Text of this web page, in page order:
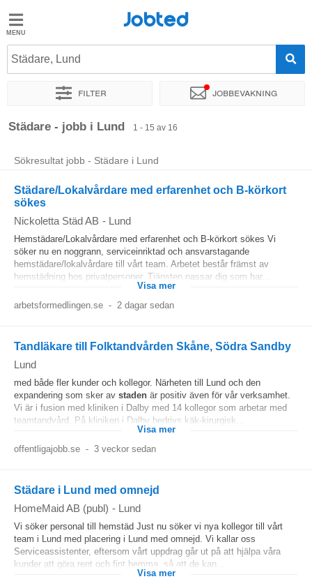
Jobted
Jobb
Jobted
Städare, Lund
Filter Jobbevakning
Sortera efter Exakt plats Företag
Städare - jobb i Lund 1 - 15 av 16
Sökresultat jobb - Städare i Lund
Städare/Lokalvårdare med erfarenhet och B-körkort
sökes
Nickoletta Städ AB - Lund
Hemstädare/Lokalvårdare med erfarenhet och B-körkort sökes Vi
söker nu en noggrann, serviceinriktad och ansvarstagande
hemstädare/lokalvårdare till vårt team. Arbetet består främst av
hemstädning hos privatpersoner. Tjänsten passar dig som har...
Visa mer
arbetsformedlingen.se - 2 dagar sedan
Tandläkare till Folktandvården Skåne, Södra Sandby
Lund
med både fler kunder och kollegor. Närheten till Lund och den
expandering som sker av staden är positiv även för vår verksamhet.
Vi är i fusion med kliniken i Dalby med 14 kollegor som arbetar med
teamtandvård. På kliniken i Dalby bedrivs käk-kirurgisk...
Visa mer
offentligajobb.se - 3 veckor sedan
Städare i Lund med omnejd
HomeMaid AB (publ) - Lund
Vi söker personal till hemstäd Just nu söker vi nya kollegor till vårt
team i Lund med placering i Lund med omnejd. Vi kallar oss
Serviceassistenter, eftersom vårt uppdrag går ut på att hjälpa våra
kunder att göra rent och fint hemma, så att de kan...
Visa mer